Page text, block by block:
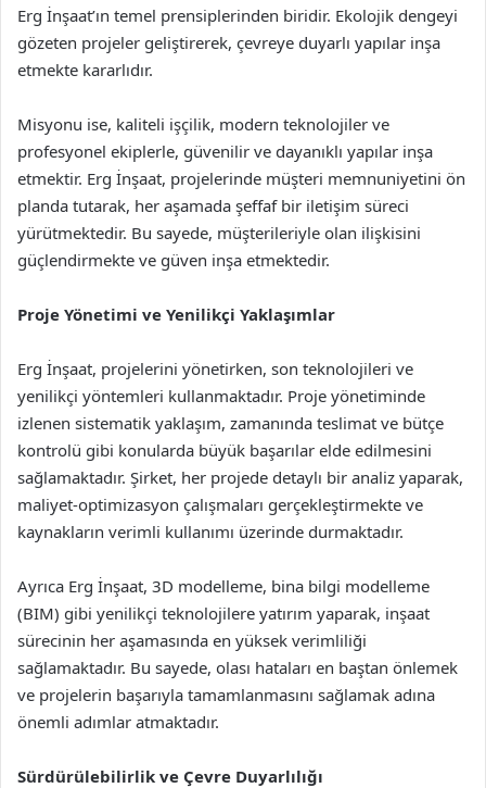
Erg İnşaat’ın temel prensiplerinden biridir. Ekolojik dengeyi
gözeten projeler geliştirerek, çevreye duyarlı yapılar inşa
etmekte kararlıdır.
Misyonu ise, kaliteli işçilik, modern teknolojiler ve
profesyonel ekiplerle, güvenilir ve dayanıklı yapılar inşa
etmektir. Erg İnşaat, projelerinde müşteri memnuniyetini ön
planda tutarak, her aşamada şeffaf bir iletişim süreci
yürütmektedir. Bu sayede, müşterileriyle olan ilişkisini
güçlendirmekte ve güven inşa etmektedir.
Proje Yönetimi ve Yenilikçi Yaklaşımlar
Erg İnşaat, projelerini yönetirken, son teknolojileri ve
yenilikçi yöntemleri kullanmaktadır. Proje yönetiminde
izlenen sistematik yaklaşım, zamanında teslimat ve bütçe
kontrolü gibi konularda büyük başarılar elde edilmesini
sağlamaktadır. Şirket, her projede detaylı bir analiz yaparak,
maliyet-optimizasyon çalışmaları gerçekleştirmekte ve
kaynakların verimli kullanımı üzerinde durmaktadır.
Ayrıca Erg İnşaat, 3D modelleme, bina bilgi modelleme
(BIM) gibi yenilikçi teknolojilere yatırım yaparak, inşaat
sürecinin her aşamasında en yüksek verimliliği
sağlamaktadır. Bu sayede, olası hataları en baştan önlemek
ve projelerin başarıyla tamamlanmasını sağlamak adına
önemli adımlar atmaktadır.
Sürdürülebilirlik ve Çevre Duyarlılığı